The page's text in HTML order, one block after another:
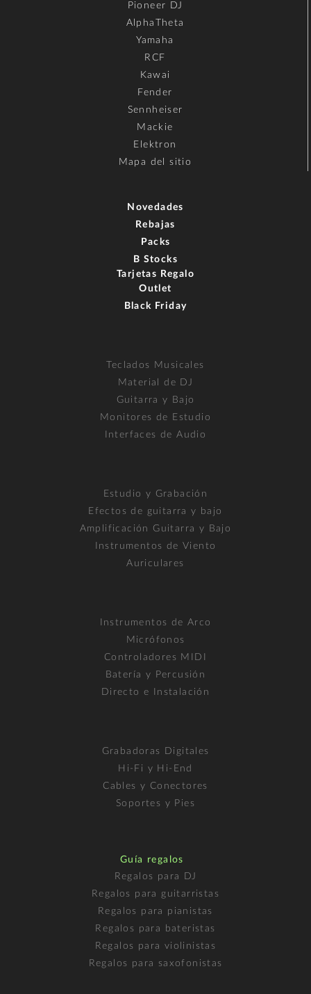
Pioneer DJ
AlphaTheta
Yamaha
RCF
Kawai
Fender
Sennheiser
Mackie
Elektron
Mapa del sitio
Novedades
Rebajas
Packs
B Stocks
Tarjetas Regalo
Outlet
Black Friday
Teclados Musicales
Material de DJ
Guitarra y Bajo
Monitores de Estudio
Interfaces de Audio
Estudio y Grabación
Efectos de guitarra y bajo
Amplificación Guitarra y Bajo
Instrumentos de Viento
Auriculares
Instrumentos de Arco
Micrófonos
Controladores MIDI
Batería y Percusión
Directo e Instalación
Grabadoras Digitales
Hi-Fi y Hi-End
Cables y Conectores
Soportes y Pies
Guía regalos
Regalos para DJ
Regalos para guitarristas
Regalos para pianistas
Regalos para bateristas
Regalos para violinistas
Regalos para saxofonistas